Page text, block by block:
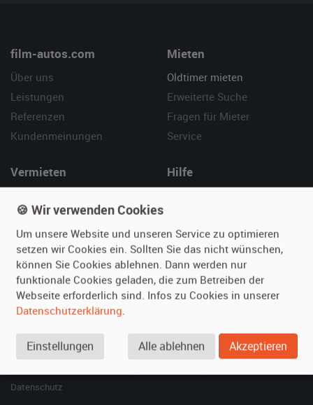
film-autos.com
Über uns
Leistungen
Referenzen
Kundenmeinungen
Mieten
Oldtimer mieten
Erweiterte Suche
Fragen für Mieter
Service
Vermieten
Fotos senden
Fragen für Vermieter
Inserat verwalten
Hilfe
Kontakt
SPECIAL
Berühmte Filmautos –
Datenschutz
🍪 Wir verwenden Cookies
Um unsere Website und unseren Service zu optimieren
setzen wir Cookies ein. Sollten Sie das nicht wünschen,
können Sie Cookies ablehnen. Dann werden nur
funktionale Cookies geladen, die zum Betreiben der
Webseite erforderlich sind. Infos zu Cookies in unserer
Datenschutzerklärung.
Einstellungen Alle ablehnen Akzeptieren